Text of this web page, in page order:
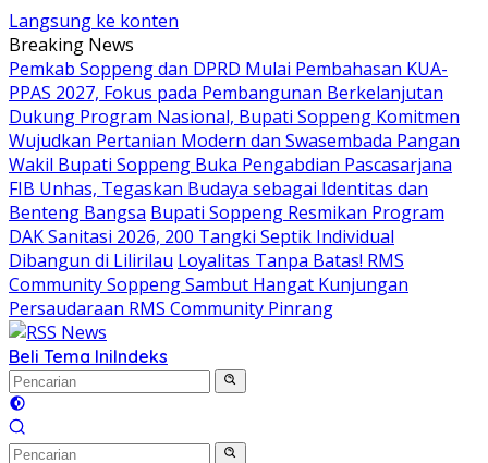
Langsung ke konten
Breaking News
Pemkab Soppeng dan DPRD Mulai Pembahasan KUA-
PPAS 2027, Fokus pada Pembangunan Berkelanjutan
Dukung Program Nasional, Bupati Soppeng Komitmen
Wujudkan Pertanian Modern dan Swasembada Pangan
Wakil Bupati Soppeng Buka Pengabdian Pascasarjana
FIB Unhas, Tegaskan Budaya sebagai Identitas dan
Benteng Bangsa Bupati Soppeng Resmikan Program
DAK Sanitasi 2026, 200 Tangki Septik Individual
Dibangun di Lilirilau Loyalitas Tanpa Batas! RMS
Community Soppeng Sambut Hangat Kunjungan
Persaudaraan RMS Community Pinrang
Beli Tema IniIndeks